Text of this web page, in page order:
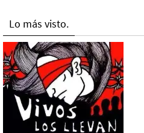
Lo más visto.